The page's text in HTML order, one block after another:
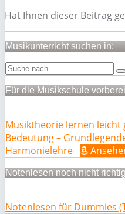
Hat Ihnen dieser Beitrag
Musikunterricht suchen in:
Für die Musikschule
Musiktheorie lernen leicht
Bedeutung –
Harmonielehre
Notenlesen noch nicht
Notenlesen für Dummies